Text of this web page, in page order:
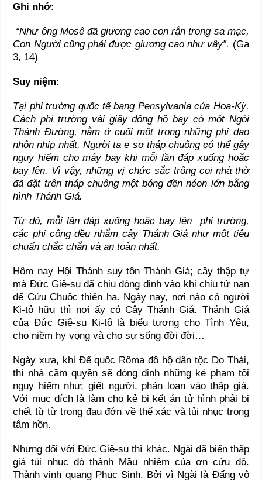
Ghi nhớ:
“Như ông Mosê đã giương cao con rắn trong sa mạc,
Con Người cũng phải được giương cao như vây”. (Ga
3, 14)
Suy niệm:
Tại phi trường quốc tế bang Pensylvania của Hoa-Kỳ.
Cách phi trường vài giây đồng hồ bay có một Ngôi
Thánh Đường, nằm ở cuối một trong những phi đạo
nhộn nhịp nhất. Người ta e sợ tháp chuông có thể gây
nguy hiểm cho máy bay khi mỗi lần đáp xuống hoặc
bay lên. Vì vậy, những vị chức sắc trông coi nhà thờ
đã đặt trên tháp chuông một bóng đền néon lớn bằng
hình Thánh Giá.
Từ đó, mỗi lần đáp xuống hoặc bay lên phi trường,
các phi công đều nhắm cây Thánh Giá như một tiêu
chuẩn chắc chắn và an toàn nhất.
Hôm nay Hội Thánh suy tôn Thánh Giá; cây thập tự
mà Đức Giê-su đã chiu đóng đinh vào khi chịu tử nạn
để Cứu Chuộc thiên hạ. Ngày nay, nơi nào có người
Ki-tô hữu thì nơi ấy có Cây Thánh Giá. Thánh Giá
của Đức Giê-su Ki-tô là biểu tượng cho Tình Yêu,
cho niềm hy vọng và cho sự sống đời đời…
Ngày xưa, khi Đế quốc Rôma đô hộ dân tộc Do Thái,
thì nhà cầm quyền sẽ đóng đinh những kẻ phạm tội
nguy hiểm như; giết người, phản loạn vào thập giá.
Với mục đích là làm cho kẻ bị kết án tử hình phải bị
chết từ từ trong đau đớn về thể xác và tủi nhục trong
tâm hồn.
Nhưng đối với Đức Giê-su thì khác. Ngài đã biến thập
giá tủi nhục đó thành Mầu nhiệm của ơn cứu độ.
Thành vinh quang Phục Sinh. Bởi vì Ngài là Đấng vô